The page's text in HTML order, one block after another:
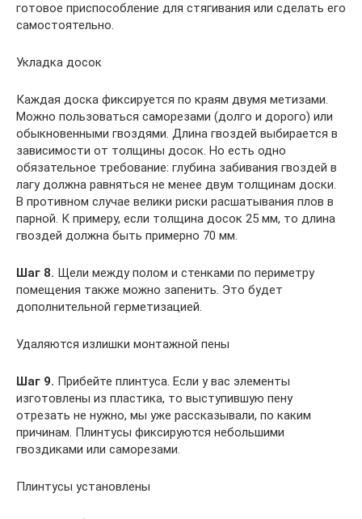
готовое приспособление для стягивания или сделать его
самостоятельно.
Укладка досок
Каждая доска фиксируется по краям двумя метизами.
Можно пользоваться саморезами (долго и дорого) или
обыкновенными гвоздями. Длина гвоздей выбирается в
зависимости от толщины досок. Но есть одно
обязательное требование: глубина забивания гвоздей в
лагу должна равняться не менее двум толщинам доски.
В противном случае велики риски расшатывания плов в
парной. К примеру, если толщина досок 25 мм, то длина
гвоздей должна быть примерно 70 мм.
Шаг 8. Щели между полом и стенками по периметру
помещения также можно запенить. Это будет
дополнительной герметизацией.
Удаляются излишки монтажной пены
Шаг 9. Прибейте плинтуса. Если у вас элементы
изготовлены из пластика, то выступившую пену
отрезать не нужно, мы уже рассказывали, по каким
причинам. Плинтусы фиксируются небольшими
гвоздиками или саморезами.
Плинтусы установлены